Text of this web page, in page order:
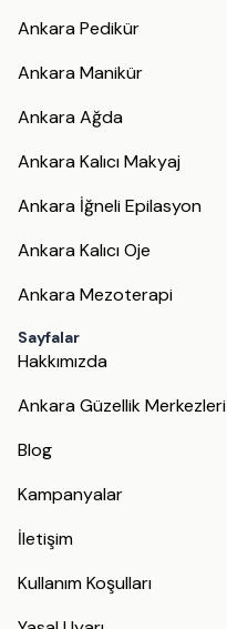
Ankara Pedikür
Ankara Manikür
Ankara Ağda
Ankara Kalıcı Makyaj
Ankara İğneli Epilasyon
Ankara Kalıcı Oje
Ankara Mezoterapi
Sayfalar
Hakkımızda
Ankara Güzellik Merkezleri
Blog
Kampanyalar
İletişim
Kullanım Koşulları